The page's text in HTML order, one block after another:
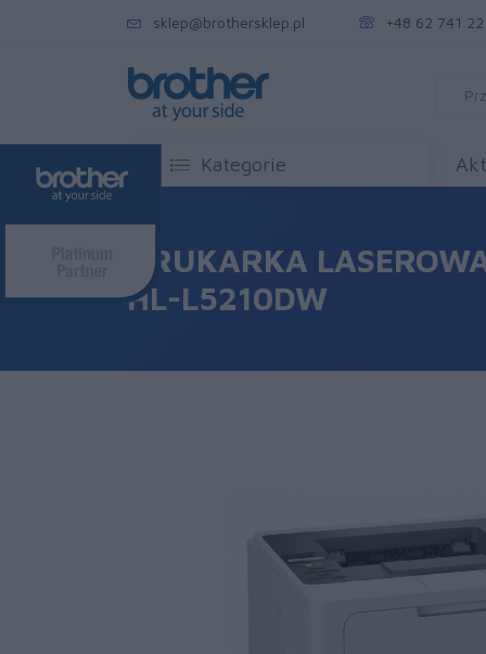
sklep@brothersklep.pl +48 62 741
Kategorie
DRUKARKA
HL-L5210DW